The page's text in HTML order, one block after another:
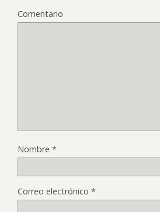
Comentario
Nombre *
Correo electrónico *